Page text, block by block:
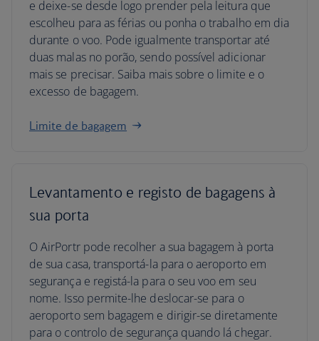
e deixe-se desde logo prender pela leitura que
escolheu para as férias ou ponha o trabalho em dia
durante o voo. Pode igualmente transportar até
duas malas no porão, sendo possível adicionar
mais se precisar. Saiba mais sobre o limite e o
excesso de bagagem.
Limite de bagagem
Levantamento e registo de bagagens à
sua porta
O AirPortr pode recolher a sua bagagem à porta
de sua casa, transportá-la para o aeroporto em
segurança e registá-la para o seu voo em seu
nome. Isso permite-lhe deslocar-se para o
aeroporto sem bagagem e dirigir-se diretamente
para o controlo de segurança quando lá chegar.